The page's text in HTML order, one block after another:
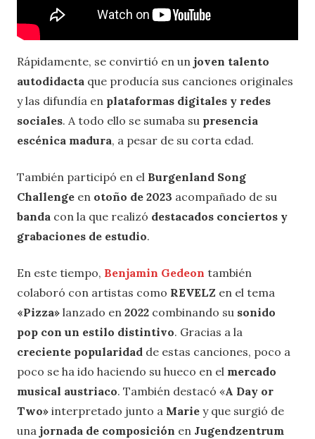
Rápidamente, se convirtió en un joven talento
autodidacta que producía sus canciones originales
y las difundía en plataformas digitales y redes
sociales. A todo ello se sumaba su presencia
escénica madura, a pesar de su corta edad.
También participó en el Burgenland Song
Challenge en otoño de 2023 acompañado de su
banda con la que realizó destacados conciertos y
grabaciones de estudio.
En este tiempo, Benjamin Gedeon también
colaboró con artistas como REVELZ en el tema
«Pizza» lanzado en 2022 combinando su sonido
pop con un estilo distintivo. Gracias a la
creciente popularidad de estas canciones, poco a
poco se ha ido haciendo su hueco en el mercado
musical austriaco. También destacó «A Day or
Two» interpretado junto a Marie y que surgió de
una jornada de composición en Jugendzentrum